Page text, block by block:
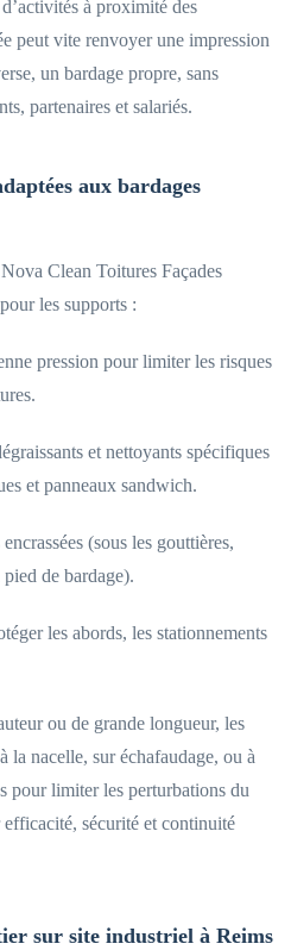
à proximité des
peut vite renvoyer une impression
un bardage propre, sans
partenaires et salariés.
aux bardages
Clean Toitures Façades
les supports :
pression pour limiter les risques
et nettoyants spécifiques
et panneaux sandwich.
(sous les gouttières,
de bardage).
les abords, les stationnements
ou de grande longueur, les
la nacelle, sur échafaudage, ou à
pour limiter les perturbations du
sécurité et continuité
sur site industriel à Reims